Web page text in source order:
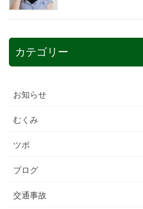
カテゴリー
お知らせ
むくみ
ツボ
ブログ
交通事故